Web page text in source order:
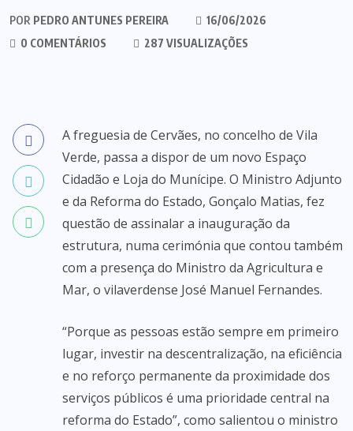
POR PEDRO ANTUNES PEREIRA
16/06/2026
0 COMENTÁRIOS
287 VISUALIZAÇÕES
A freguesia de Cervães, no concelho de Vila
Verde, passa a dispor de um novo Espaço
Cidadão e Loja do Munícipe. O Ministro Adjunto
e da Reforma do Estado, Gonçalo Matias, fez
questão de assinalar a inauguração da
estrutura, numa cerimónia que contou também
com a presença do Ministro da Agricultura e
Mar, o vilaverdense José Manuel Fernandes.
“Porque as pessoas estão sempre em primeiro
lugar, investir na descentralização, na eficiência
e no reforço permanente da proximidade dos
serviços públicos é uma prioridade central na
reforma do Estado”, como salientou o ministro